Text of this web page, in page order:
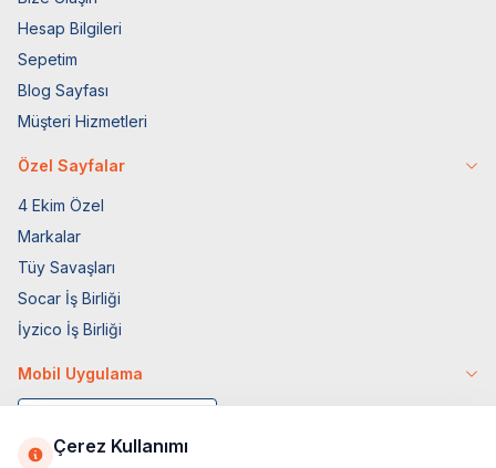
Hesap Bilgileri
Sepetim
Blog Sayfası
Müşteri Hizmetleri
Özel Sayfalar
4 Ekim Özel
Markalar
Tüy Savaşları
Socar İş Birliği
İyzico İş Birliği
Mobil Uygulama
Çerez Kullanımı